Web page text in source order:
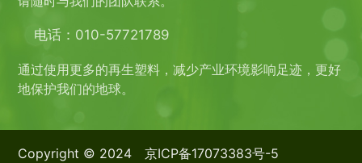
电话：010-57721789
通过使用更多的再生塑料，减少产业环境影响足迹，更好
地保护我们的地球。
Copyright © 2024京ICP备17073383号-5